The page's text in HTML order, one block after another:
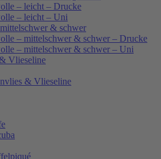
– leicht – Drucke
– leicht – Uni
& schwer
– mittelschwer & schwer – Drucke
– mittelschwer & schwer – Uni
Vlieseline
& Vlieseline